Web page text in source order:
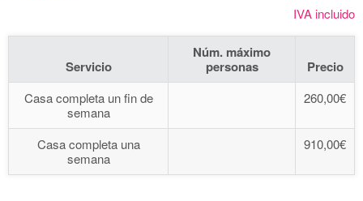
IVA incluido
Servicio
Núm. máximo
personas
Precio
Casa completa un fin de
semana
260,00€
Casa completa una
semana
910,00€